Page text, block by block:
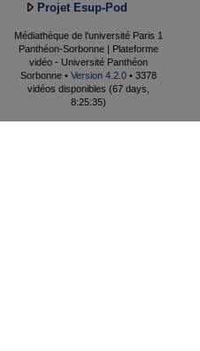
Projet Esup-Pod
Médiathèque de l'université Paris 1
Panthéon-Sorbonne | Plateforme
vidéo - Université Panthéon
Sorbonne • Version 4.2.0 • 3378
vidéos disponibles (67 days,
8:25:35)